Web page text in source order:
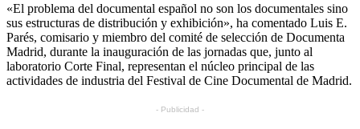
«El problema del documental español no son los documentales sino
sus estructuras de distribución y exhibición», ha comentado Luis E.
Parés, comisario y miembro del comité de selección de Documenta
Madrid, durante la inauguración de las jornadas que, junto al
laboratorio Corte Final, representan el núcleo principal de las
actividades de industria del Festival de Cine Documental de Madrid.
- Publicidad -